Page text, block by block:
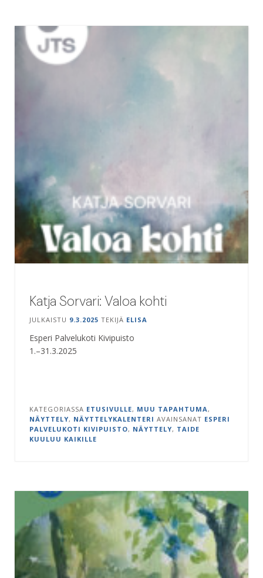
Katja Sorvari: Valoa kohti
JULKAISTU 9.3.2025 TEKIJÄ ELISA
Esperi Palvelukoti Kivipuisto
1.–31.3.2025
KATEGORIASSA ETUSIVULLE, MUU TAPAHTUMA ,
NÄYTTELY, NÄYTTELYKALENTERI AVAINSANAT ESPERI
PALVELUKOTI KIVIPUISTO, NÄYTTELY, TAIDE
KUULUU KAIKILLE